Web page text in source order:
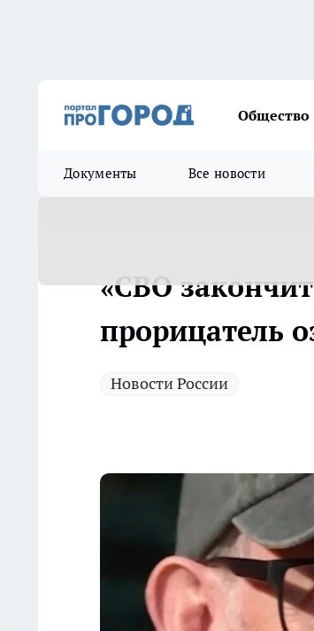
Общество
Документы Все новости
«СВО
прорицатель
Новости России